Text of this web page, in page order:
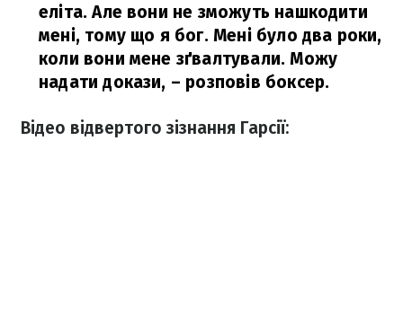
еліта. Але вони не зможуть нашкодити
мені, тому що я бог. Мені було два роки,
коли вони мене зґвалтували. Можу
надати докази, – розповів боксер.
Відео відвертого зізнання Гарсії: